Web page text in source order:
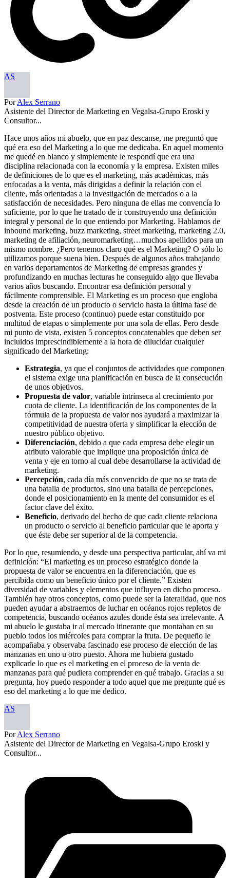
AS
PorAlex Serrano
Asistente del Director de Marketing en Vegalsa-Grupo Eroski y
Consultor...
Hace unos años mi abuelo, que en paz descanse, me preguntó que
qué era eso del Marketing a lo que me dedicaba. En aquel momento
me quedé en blanco y simplemente le respondí que era una
disciplina relacionada con la economía y la empresa. Existen miles
de definiciones de lo que es el marketing, más académicas, más
enfocadas a la venta, más dirigidas a definir la relación con el
cliente, más orientadas a la investigación de mercados o a la
satisfacción de necesidades. Pero ninguna de ellas me convencía lo
suficiente, por lo que he tratado de ir construyendo una definición
integral y personal de lo que entiendo por Marketing. Hablamos de
inbound marketing, buzz marketing, street marketing, marketing 2.0,
marketing de afiliación, neuromarketing…muchos apellidos para un
mismo nombre. ¿Pero tenemos claro qué es el Marketing? O sólo lo
utilizamos porque suena bien. Después de algunos años trabajando
en varios departamentos de Marketing de empresas grandes y
profundizando en muchas lecturas he conseguido algo que llevaba
varios años buscando. Encontrar esa definición personal y
fácilmente comprensible. El Marketing es un proceso que engloba
desde la creación de un producto o servicio hasta la última fase de
postventa. Este proceso (continuo) puede estar constituido por
multitud de etapas o simplemente por una sola de ellas. Pero desde
mi punto de vista, existen 5 conceptos concatenables que deben ser
incluidos imprescindiblemente a la hora de dilucidar cualquier
significado del Marketing:
Estrategia, ya que el conjuntos de actividades que componen
el sistema exige una planificación en busca de la consecución
de unos objetivos.
Propuesta de valor, variable intrínseca al crecimiento por
cuota de cliente. La identificación de los componentes de la
fórmula de la propuesta de valor nos ayudará a maximizar la
competitividad de nuestra oferta y simplificar la elección de
nuestro público objetivo.
Diferenciación, debido a que cada empresa debe elegir un
atributo valorable que implique una proposición única de
venta y eje en torno al cual debe desarrollarse la actividad de
marketing.
Percepción, cada día más convencido de que no se trata de
una batalla de productos, sino una batalla de percepciones,
donde el posicionamiento en la mente del consumidor es el
factor clave del éxito.
Beneficio, derivado del hecho de que cada cliente relaciona
un producto o servicio al beneficio particular que le aporta y
que éste debe ser superior al de la competencia.
Por lo que, resumiendo, y desde una perspectiva particular, ahí va mi
definición: “El marketing es un proceso estratégico donde la
propuesta de valor se encuentra en la diferenciación, que es
percibida como un beneficio único por el cliente.” Existen
diversidad de variables y elementos que influyen en dicho proceso.
También hay otros conceptos, como puede ser la lateralidad, que nos
pueden ayudar a abstraernos de luchar en océanos rojos repletos de
competencia, buscando océanos azules donde ésta sea irrelevante. A
mi abuelo le gustaba ir al mercado itinerante que montaban en su
pueblo todos los miércoles para comprar la fruta. De pequeño le
acompañaba y observaba fascinado ese proceso de elección de las
manzanas en uno u otro puesto. Ahora me hubiera gustado
explicarle lo que es el marketing en el proceso de la venta de
manzanas para qué pudiera comprender en qué trabajo. Gracias a su
pregunta, hoy puedo responder a todo aquel que me pregunte qué es
eso del marketing a lo que me dedico.
AS
PorAlex Serrano
Asistente del Director de Marketing en Vegalsa-Grupo Eroski y
Consultor...